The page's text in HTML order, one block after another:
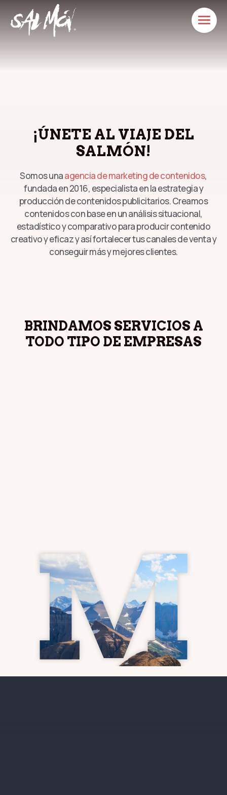
¡ÚNETE AL VIAJE DEL
SALMÓN!
Somos unaagencia de marketing de contenidos,
fundada en 2016, especialista en la estrategia y
producción de contenidos publicitarios. Creamos
contenidos con base en un análisis situacional,
estadístico y comparativo para producir contenido
creativo y eficaz y así fortalecer tus canales de venta y
conseguir más y mejores clientes.
BRINDAMOS SERVICIOS A
TODO TIPO DE EMPRESAS